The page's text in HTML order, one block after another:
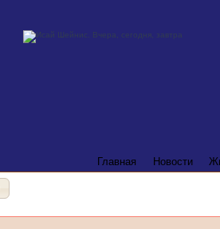
Главная Новости